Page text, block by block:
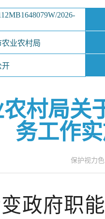
2026-
农业农村局
开
村局关
务工作
保护视力
政府职